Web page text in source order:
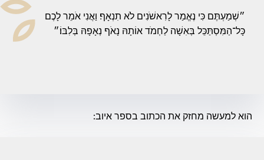
״שְׁמַעְתֶּם כִּי נֶאֱמַר לָרִאשֹׁנִים לֹא תִנְאָף׃ וַאֲנִי אֹמֵר לָכֶם
כָּל־הַמִּסְתַּכֵּל בְּאִשָׁה לַחְמֹד אוֹתָהּ נָאֹף נְאָפָהּ בְּלִבּוֹ׃״
הוא למעשה מחזק את הכתוב בספר איוב: